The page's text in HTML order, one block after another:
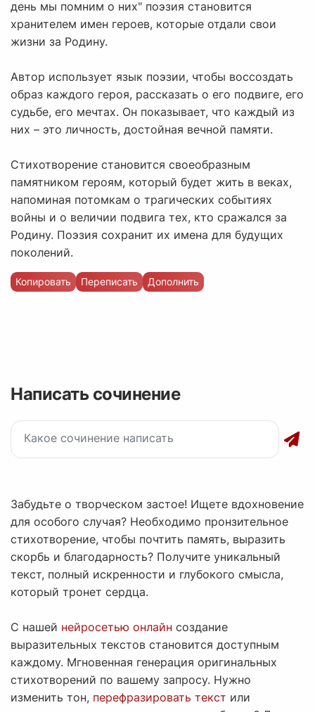
день мы помним о них" поэзия становится
хранителем имен героев, которые отдали свои
жизни за Родину.
Автор использует язык поэзии, чтобы воссоздать
образ каждого героя, рассказать о его подвиге, его
судьбе, его мечтах. Он показывает, что каждый из
них – это личность, достойная вечной памяти.
Стихотворение становится своеобразным
памятником героям, который будет жить в веках,
напоминая потомкам о трагических событиях
войны и о величии подвига тех, кто сражался за
Родину. Поэзия сохранит их имена для будущих
поколений.
Копировать Переписать Дополнить
Написать сочинение
Забудьте о творческом застое! Ищете вдохновение
для особого случая? Необходимо пронзительное
стихотворение, чтобы почтить память, выразить
скорбь и благодарность? Получите уникальный
текст, полный искренности и глубокого смысла,
который тронет сердца.
С нашей нейросетью онлайн создание
выразительных текстов становится доступным
каждому. Мгновенная генерация оригинальных
стихотворений по вашему запросу. Нужно
изменить тон, перефразировать текст или